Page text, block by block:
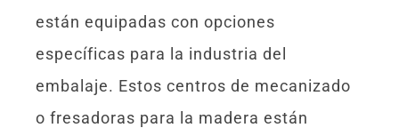
están equipadas con opciones
específicas para la industria del
embalaje. Estos centros de mecanizado
o fresadoras para la madera están